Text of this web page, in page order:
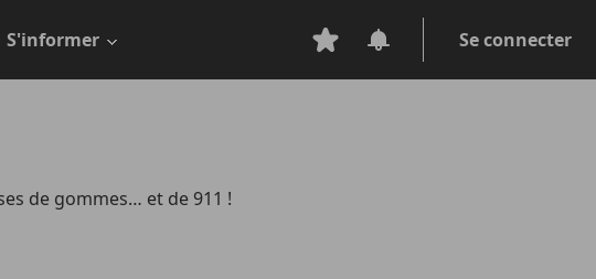
S'informer Se connecter
de gommes… et de 911 !